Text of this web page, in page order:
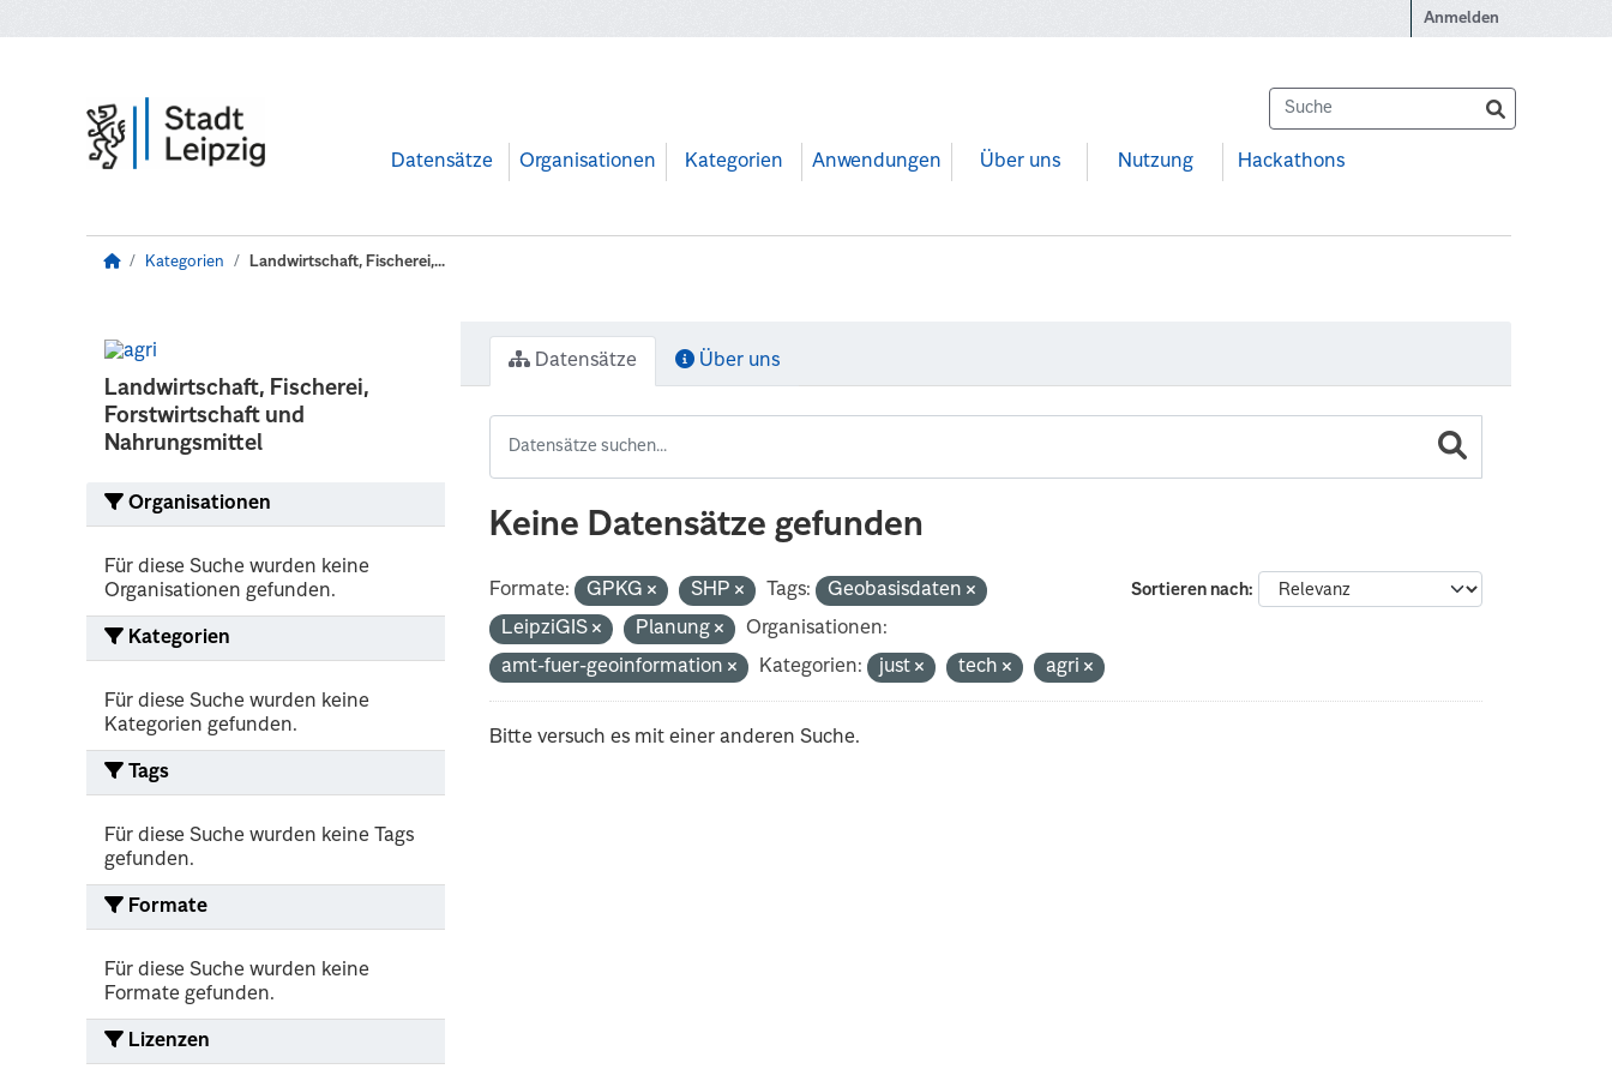
Anmelden
Datensätze Organisationen Kategorien Anwendungen Über uns Nutzung Hackathons
Kategorien Landwirtschaft, Fischerei,...
Landwirtschaft, Fischerei,
Forstwirtschaft und
Nahrungsmittel
Organisationen
Für diese Suche wurden keine
Organisationen gefunden.
Kategorien
Für diese Suche wurden keine
Kategorien gefunden.
Tags
Für diese Suche wurden keine Tags
gefunden.
Formate
Für diese Suche wurden keine
Formate gefunden.
Lizenzen
Datensätze Über uns
Keine Datensätze gefunden
Sortieren nach
Formate: GPKG SHP Tags:
Geobasisdaten
LeipziGIS
Planung
Organisationen:
amt-fuer-geoinformation
Kategorien: just tech agri
Bitte versuch es mit einer anderen Suche.